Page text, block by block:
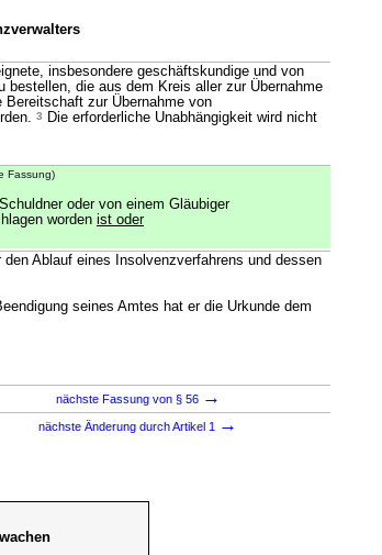
insbesondere geschäftskundige und von
bestellen, die aus dem Kreis aller zur Übernahme
Bereitschaft zur Übernahme von
3
Die erforderliche Unabhängigkeit wird nicht
Fassung)
oder von einem Gläubiger
worden ist oder
Ablauf eines Insolvenzverfahrens und dessen
seines Amtes hat er die Urkunde dem
nächste Fassung von § 56 →
nächste Änderung durch Artikel 1 →